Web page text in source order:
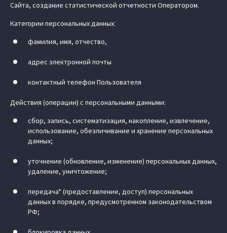
Сайта, создание статистической отчетности Оператором.
Категории персональных данных:
фамилия, имя, отчество,
адрес электронной почты
контактный телефон Пользователя
Действия (операции) с персональными данными:
сбор, запись, систематизация, накопление, извлечение,
использование, обезличивание и хранение персональных
данных;
уточнение (обновление, изменение) персональных данных,
удаление, уничтожение;
передача* (предоставление, доступ) персональных
данных в порядке, предусмотренном законодательством
РФ;